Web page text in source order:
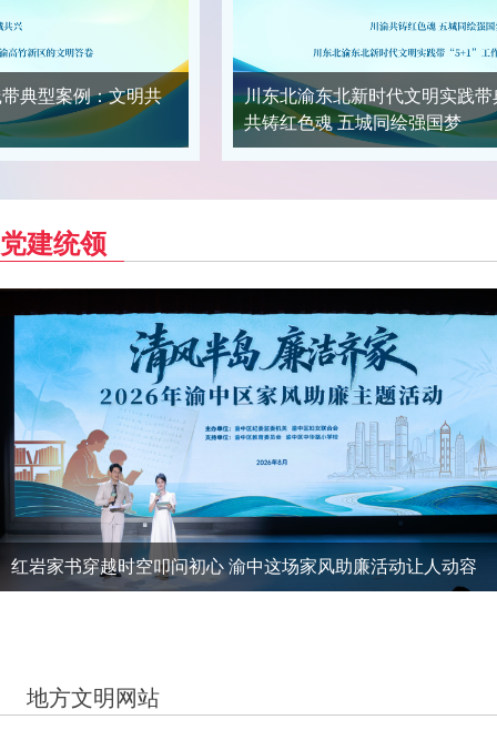
带典型案例：川渝
重庆市万州区：百课齐讲、千
党建统领
红岩家书穿越时空叩问初心 渝中这场家风助廉活动让人动容
地方文明网站